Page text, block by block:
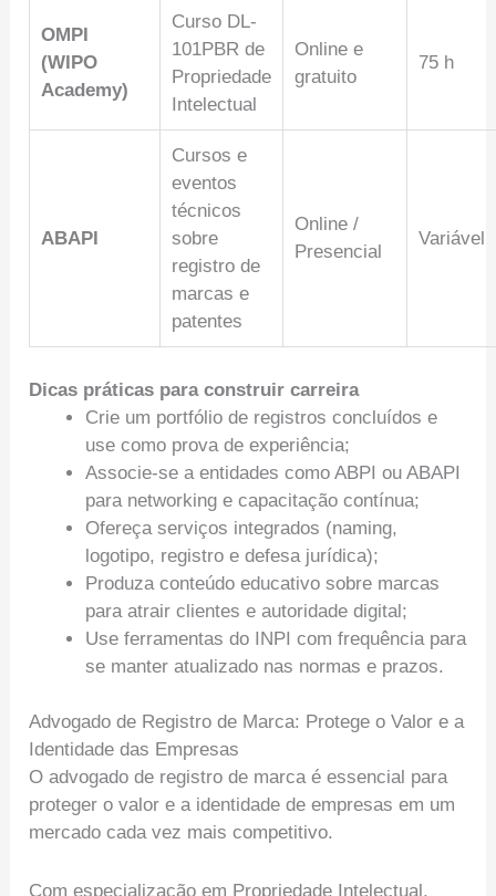
OMPI
(WIPO
Academy)
Curso DL-
101PBR de
Propriedade
Intelectual
Online e
gratuito
75 h
ABAPI
Cursos e
eventos
técnicos
sobre
registro de
marcas e
patentes
Online /
Presencial
Variável
Dicas práticas para construir carreira
Crie um portfólio de registros concluídos e
use como prova de experiência;
Associe-se a entidades como ABPI ou ABAPI
para networking e capacitação contínua;
Ofereça serviços integrados (naming,
logotipo, registro e defesa jurídica);
Produza conteúdo educativo sobre marcas
para atrair clientes e autoridade digital;
Use ferramentas do INPI com frequência para
se manter atualizado nas normas e prazos.
Advogado de Registro de Marca: Protege o Valor e a
Identidade das Empresas
O advogado de registro de marca é essencial para
proteger o valor e a identidade de empresas em um
mercado cada vez mais competitivo.
Com especialização em Propriedade Intelectual,